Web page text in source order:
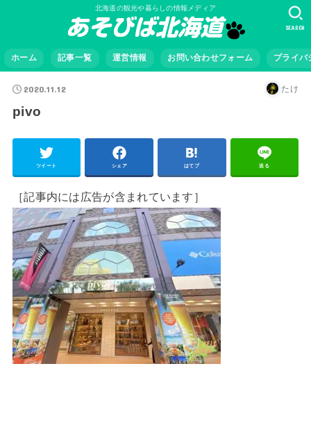
北海道の観光や暮らしの情報メディア
ホーム 記事一覧 運営情報 お問い合わせフォーム プライバ
SEARCH
2020.11.12 たけ
pivo
ツイート シェア はてブ 送る
［記事内には広告が含まれています］